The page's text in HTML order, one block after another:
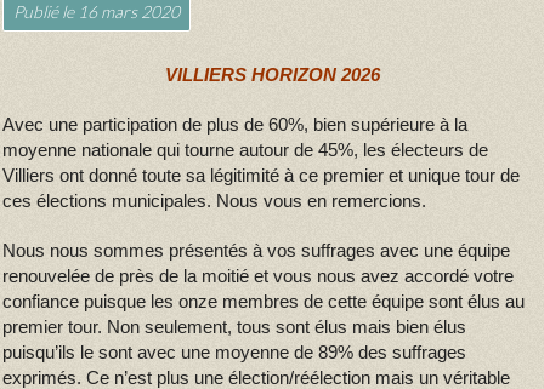
Publié le 16 mars 2020
VILLIERS HORIZON 2026
Avec une participation de plus de 60%, bien supérieure à la
moyenne nationale qui tourne autour de 45%, les électeurs de
Villiers ont donné toute sa légitimité à ce premier et unique tour de
ces élections municipales. Nous vous en remercions.
Nous nous sommes présentés à vos suffrages avec une équipe
renouvelée de près de la moitié et vous nous avez accordé votre
confiance puisque les onze membres de cette équipe sont élus au
premier tour. Non seulement, tous sont élus mais bien élus
puisqu’ils le sont avec une moyenne de 89% des suffrages
exprimés. Ce n’est plus une élection/réélection mais un véritable